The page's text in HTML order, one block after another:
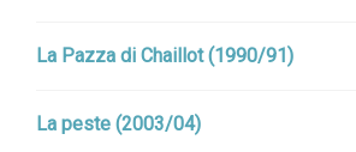
La Pazza di Chaillot (1990/91)
La peste (2003/04)